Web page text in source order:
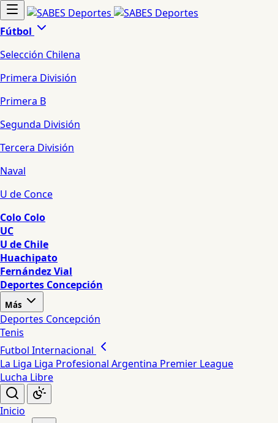
Fútbol
Selección Chilena
Primera División
Primera B
Segunda División
Tercera División
Naval
U de Conce
Colo Colo
UC
U de Chile
Huachipato
Fernández Vial
Deportes Concepción
Más
Deportes Concepción
Tenis
Futbol Internacional
La Liga Liga Profesional Argentina Premier League
Lucha Libre
Inicio